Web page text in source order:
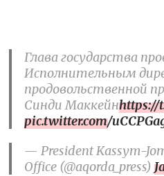
Глава государства
Исполнительным
продовольственной
Синди Маккейнhttps://
pic.twitter.com/
— President Kassym-
Office (@aqorda_press)